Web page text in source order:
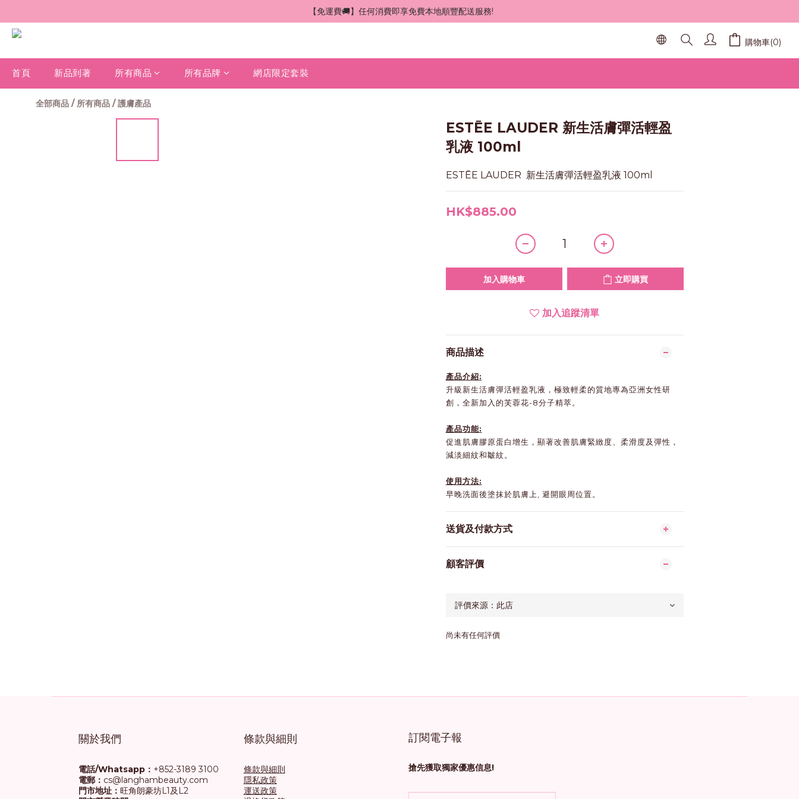
【免運費🚚】任何消費即享免費本地順豐配送服務!
購物車(0)
首頁 新品到著 所有商品 所有品牌 網店限定套裝
全部商品 / 所有商品 /護膚產品
ESTĒE LAUDER 新生活膚彈活輕盈
乳液 100ml
ESTĒE LAUDER  新生活膚彈活輕盈乳液 100ml
HK$885.00
加入購物車 立即購買
加入追蹤清單
商品描述
產品介紹:
升級新生活膚彈活輕盈乳液，極致輕柔的質地專為亞洲女性研
創，全新加入的芙蓉花-8分子精萃。
產品功能:
促進肌膚膠原蛋白增生，顯著改善肌膚緊緻度、柔滑度及彈性，
減淡細紋和皺紋。
使用方法:
早晚洗面後塗抹於肌膚上, 避開眼周位置。
送貨及付款方式
顧客評價
尚未有任何評價
立即購買
關於我們
電話/Whatsapp： +852-3189 3100
電郵： cs@langhambeauty.com
門市地址： 旺角朗豪坊L1及L2
條款與細則
條款與細則
隱私政策
運送政策
訂閱電子報
搶先獲取獨家優惠信息!